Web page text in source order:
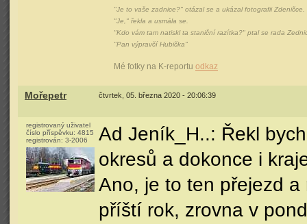
"Je to vaše zadnice?" otázal se a ukázal fotografii Zdeničce.
"Je," řekla a usmála se.
"Kdo vám tam natiskl ta staniční razítka?" ptal se rada
"Pan výpravčí Hubička"
Mé fotky na K-reportu odkaz
Mořepetr čtvrtek, 05. března 2020 - 20:06:39
registrovaný uživatel
číslo příspěvku: 4815
registrován: 3-2006
Ad Jeník_H..: Řekl
okresů a dokonce i
Ano, je to ten přejezd
příští rok, zrovna v